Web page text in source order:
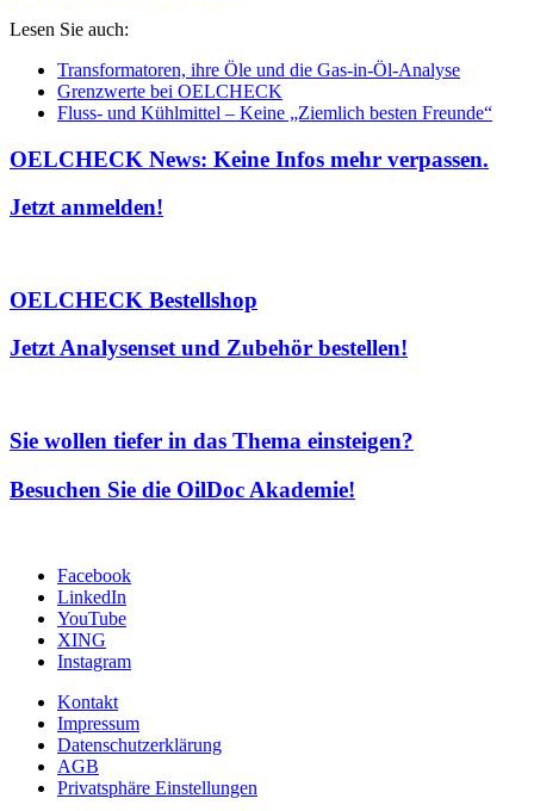
Lesen Sie auch:
Transformatoren, ihre Öle und die Gas-in-Öl-Analyse
Grenzwerte bei OELCHECK
Fluss- und Kühlmittel – Keine „Ziemlich besten Freunde“
OELCHECK News: Keine Infos mehr verpassen.
Jetzt anmelden!
OELCHECK Bestellshop
Jetzt Analysenset und Zubehör bestellen!
Sie wollen tiefer in das Thema einsteigen?
Besuchen Sie die OilDoc Akademie!
Facebook
LinkedIn
YouTube
XING
Instagram
Kontakt
Impressum
Datenschutzerklärung
AGB
Privatsphäre Einstellungen